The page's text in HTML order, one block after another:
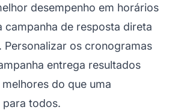
desempenho em horários
campanha de resposta direta
Personalizar os cronogramas
entrega resultados
do que uma
todos.